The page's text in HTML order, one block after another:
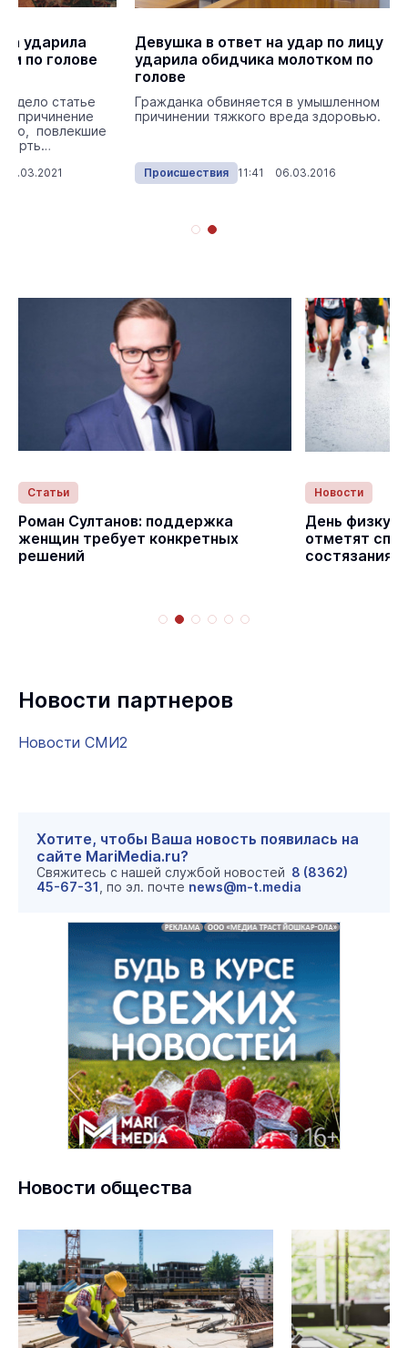
ударила
по голове
дело статье
причинение
повлекшие
Девушка в ответ на удар по лицу
ударила обидчика молотком по
голове
Гражданка обвиняется в умышленном
причинении тяжкого вреда здоровью.
Происшествия 11:41 06.03.2016
Статьи
Роман Султанов: поддержка
женщин требует конкретных
решений
Новости
День
отметят
Новости партнеров
Новости СМИ2
Хотите, чтобы Ваша новость появилась на
сайте MariMedia.ru?
Свяжитесь с нашей службой новостей 8 (8362)
45-67-31 , по эл. почте news@m-t.media
Новости общества